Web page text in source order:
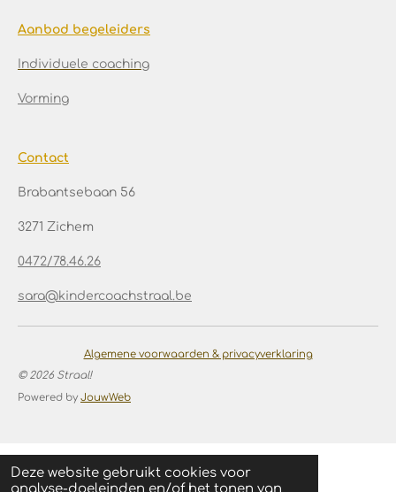
Deze website gebruikt cookies voor
analyse-doeleinden en/of het tonen van
Aanbod begeleiders
Individuele coaching
Vorming
Contact
Brabantsebaan 56
3271 Zichem
0472/78.46.26
sara@kindercoachstraal.be
Algemene voorwaarden & privacyverklaring
© 2026 Straal!
Powered by JouwWeb